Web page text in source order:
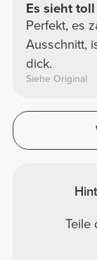
Es sieht toll
Perfekt, es
Ausschnitt,
dick.
Siehe Original
Teile